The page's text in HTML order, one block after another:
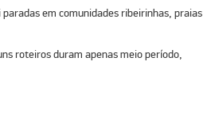
em comunidades ribeirinhas, praias
roteiros duram apenas meio período,